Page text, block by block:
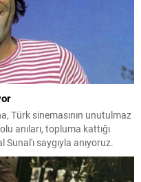
Türk sinemasının unutulmaz
anıları, topluma kattığı
saygıyla anıyoruz.